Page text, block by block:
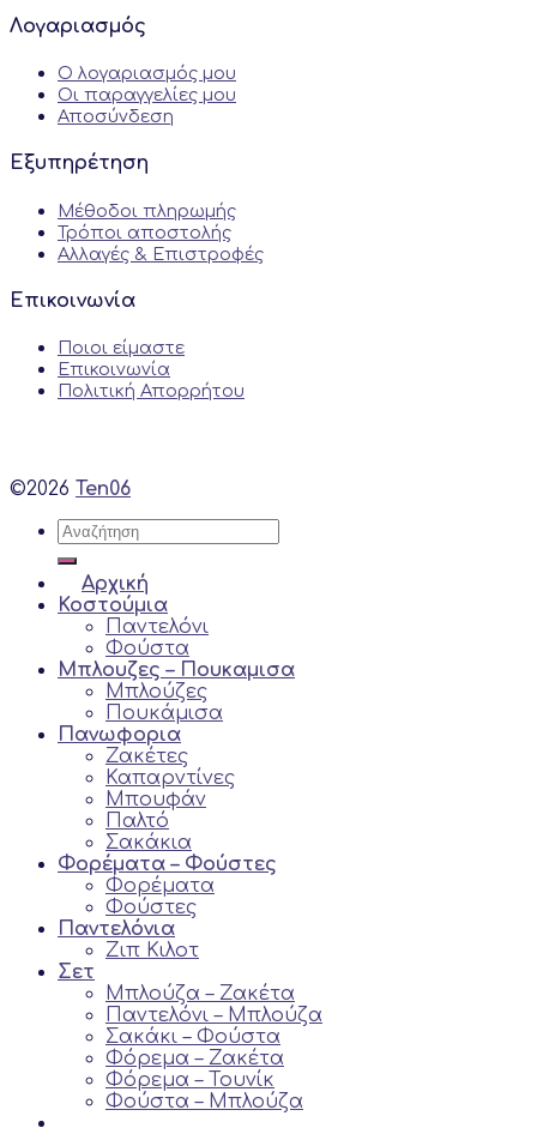
Λογαριασμός
Ο λογαριασμός μου
Οι παραγγελίες μου
Αποσύνδεση
Εξυπηρέτηση
Μέθοδοι πληρωμής
Τρόποι αποστολής
Αλλαγές & Επιστροφές
Επικοινωνία
Ποιοι είμαστε
Επικοινωνία
Πολιτική Απορρήτου
©2026 Ten06
Αναζήτηση
για:
Αρχική
Κοστούμια
Παντελόνι
Φούστα
Μπλουζες – Πουκαμισα
Μπλούζες
Πουκάμισα
Πανωφορια
Ζακέτες
Καπαρντίνες
Μπουφάν
Παλτό
Σακάκια
Φορέματα – Φούστες
Φορέματα
Φούστες
Παντελόνια
Ζιπ Κιλoτ
Σετ
Μπλούζα – Ζακέτα
Παντελόνι – Μπλούζα
Σακάκι – Φούστα
Φόρεμα – Ζακέτα
Φόρεμα – Τουνίκ
Φούστα – Μπλούζα